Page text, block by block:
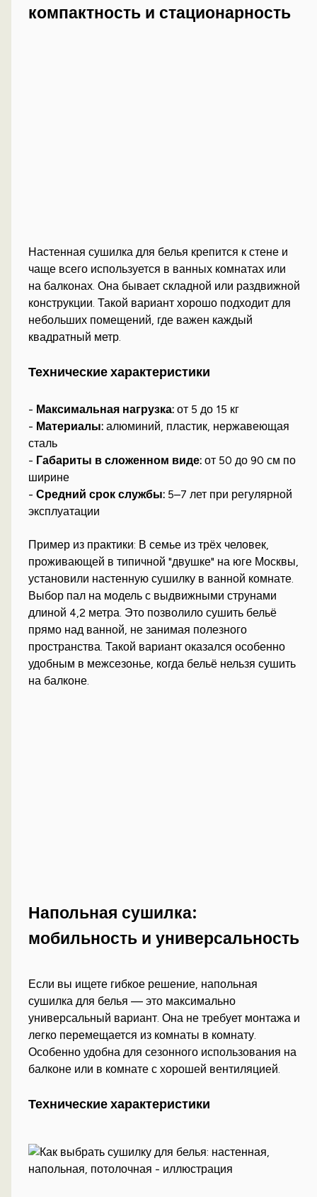
компактность и стационарность
Настенная сушилка для белья крепится к стене и
чаще всего используется в ванных комнатах или
на балконах. Она бывает складной или раздвижной
конструкции. Такой вариант хорошо подходит для
небольших помещений, где важен каждый
квадратный метр.
Технические характеристики
- Максимальная нагрузка: от 5 до 15 кг
- Материалы: алюминий, пластик, нержавеющая
сталь
- Габариты в сложенном виде: от 50 до 90 см по
ширине
-Средний срок службы: 5–7 лет при регулярной
эксплуатации
Пример из практики: В семье из трёх человек,
проживающей в типичной "двушке" на юге Москвы,
установили настенную сушилку в ванной комнате.
Выбор пал на модель с выдвижными струнами
длиной 4,2 метра. Это позволило сушить бельё
прямо над ванной, не занимая полезного
пространства. Такой вариант оказался особенно
удобным в межсезонье, когда бельё нельзя сушить
на балконе.
Напольная сушилка:
мобильность и универсальность
Если вы ищете гибкое решение, напольная
сушилка для белья — это максимально
универсальный вариант. Она не требует монтажа и
легко перемещается из комнаты в комнату.
Особенно удобна для сезонного использования на
балконе или в комнате с хорошей вентиляцией.
Технические характеристики